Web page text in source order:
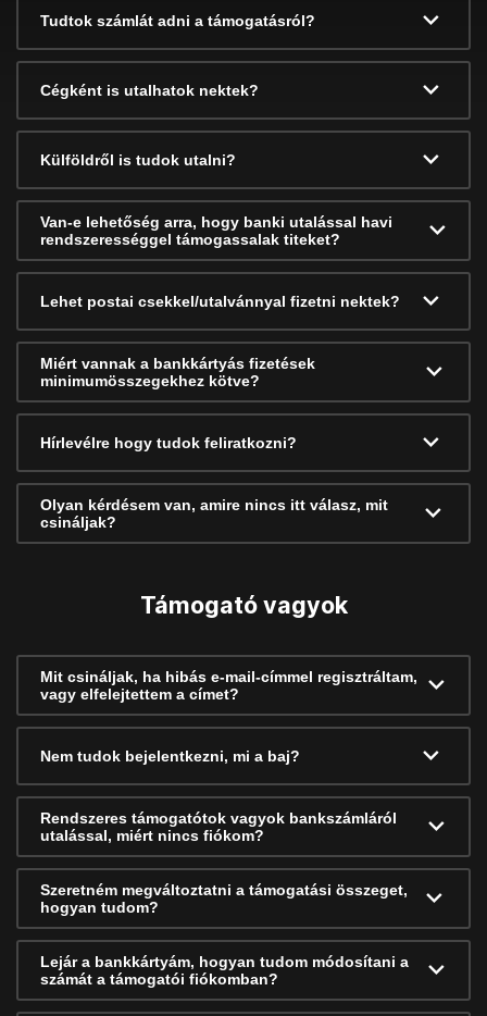
Tudtok számlát adni a támogatásról?
Cégként is utalhatok nektek?
Külföldről is tudok utalni?
Van-e lehetőség arra, hogy banki utalással havi
rendszerességgel támogassalak titeket?
Lehet postai csekkel/utalvánnyal fizetni nektek?
Miért vannak a bankkártyás fizetések
minimumösszegekhez kötve?
Hírlevélre hogy tudok feliratkozni?
Olyan kérdésem van, amire nincs itt válasz, mit
csináljak?
Támogató vagyok
Mit csináljak, ha hibás e-mail-címmel regisztráltam,
vagy elfelejtettem a címet?
Nem tudok bejelentkezni, mi a baj?
Rendszeres támogatótok vagyok bankszámláról
utalással, miért nincs fiókom?
Szeretném megváltoztatni a támogatási összeget,
hogyan tudom?
Lejár a bankkártyám, hogyan tudom módosítani a
számát a támogatói fiókomban?